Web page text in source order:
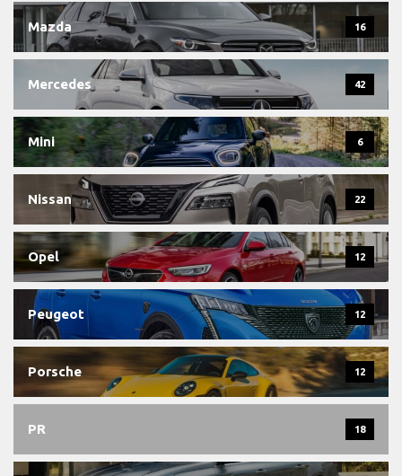
Mazda 16
Mercedes 42
Mini 6
Nissan 22
Opel 12
Peugeot 12
Porsche 12
PR 18